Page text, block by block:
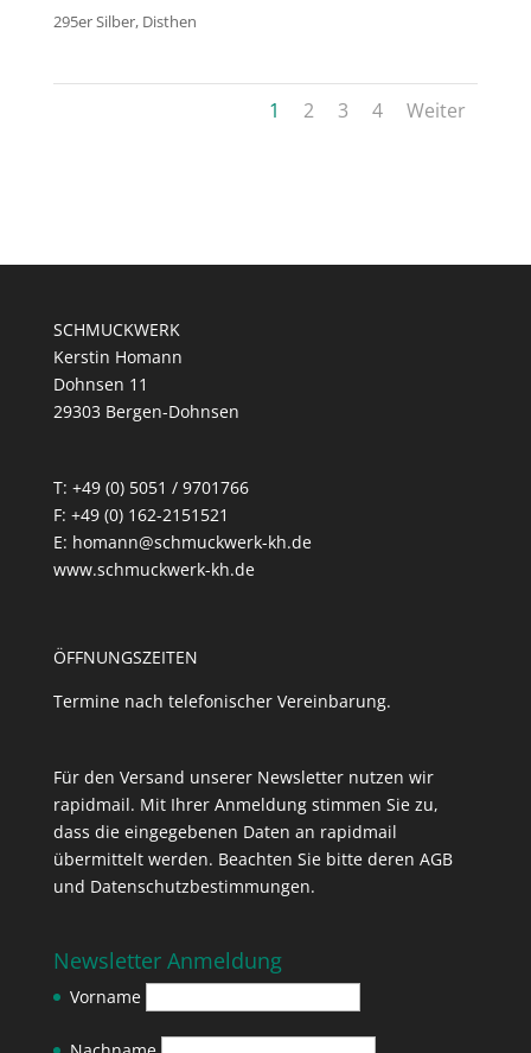
295er Silber, Disthen
1 2 3 4 Weiter
SCHMUCKWERK
Kerstin Homann
Dohnsen 11
29303 Bergen-Dohnsen
T: +49 (0) 5051 / 9701766
F: +49 (0) 162-2151521
E: homann@schmuckwerk-kh.de
www.schmuckwerk-kh.de
ÖFFNUNGSZEITEN
Termine nach telefonischer Vereinbarung.
Für den Versand unserer Newsletter nutzen wir
rapidmail. Mit Ihrer Anmeldung stimmen Sie zu,
dass die eingegebenen Daten an rapidmail
übermittelt werden. Beachten Sie bitte deren AGB
und Datenschutzbestimmungen.
Newsletter Anmeldung
Vorname